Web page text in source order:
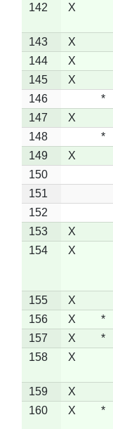
142
X
143 X
144
X
145
X
146
*
147
X
148
*
149
X
150
151
152
153
X
154
X
155 X
156
X *
157
X *
158
X
159 X
160
X *